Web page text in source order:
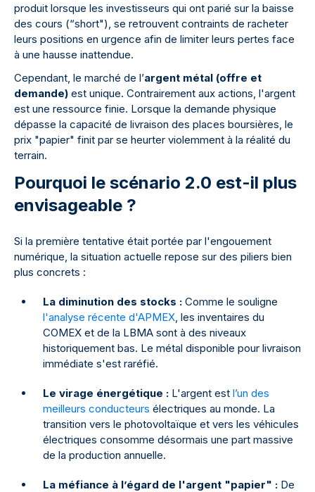
produit lorsque les investisseurs qui ont parié sur la baisse
des cours (“short"), se retrouvent contraints de racheter
leurs positions en urgence afin de limiter leurs pertes face
à une hausse inattendue.
Cependant, le marché de l’argent métal (offre et
demande) est unique. Contrairement aux actions, l'argent
est une ressource finie. Lorsque la demande physique
dépasse la capacité de livraison des places boursières, le
prix "papier" finit par se heurter violemment à la réalité du
terrain.
Pourquoi le scénario 2.0 est-il plus
envisageable ?
Si la première tentative était portée par l'engouement
numérique, la situation actuelle repose sur des piliers bien
plus concrets :
La diminution des stocks : Comme le souligne
l'analyse récente d'APMEX , les inventaires du
COMEX et de la LBMA sont à des niveaux
historiquement bas. Le métal disponible pour livraison
immédiate s'est raréfié.
Le virage énergétique : L'argent est l’un des
meilleurs conducteurs électriques au monde. La
transition vers le photovoltaïque et vers les véhicules
électriques consomme désormais une part massive
de la production annuelle.
La méfiance à l’égard de l'argent "papier" : De